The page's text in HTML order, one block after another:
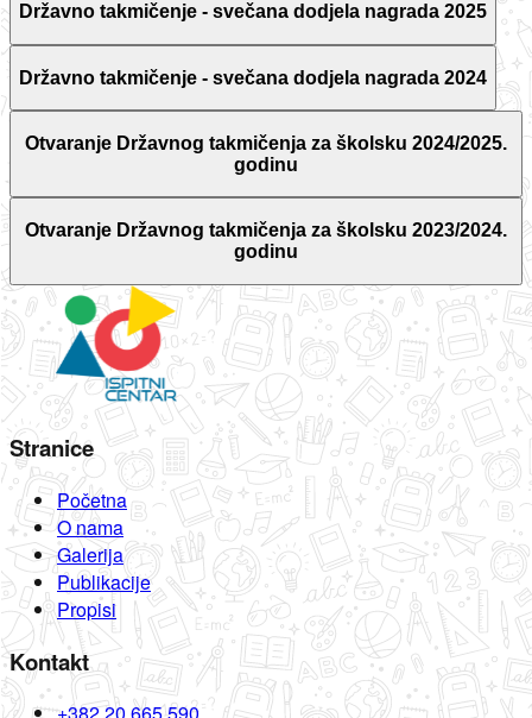
Državno takmičenje - svečana dodjela nagrada 2025
Državno takmičenje - svečana dodjela nagrada 2024
Otvaranje Državnog takmičenja za školsku 2024/2025.
godinu
Otvaranje Državnog takmičenja za školsku 2023/2024.
godinu
Stranice
Početna
O nama
Galerija
Publikacije
Propisi
Kontakt